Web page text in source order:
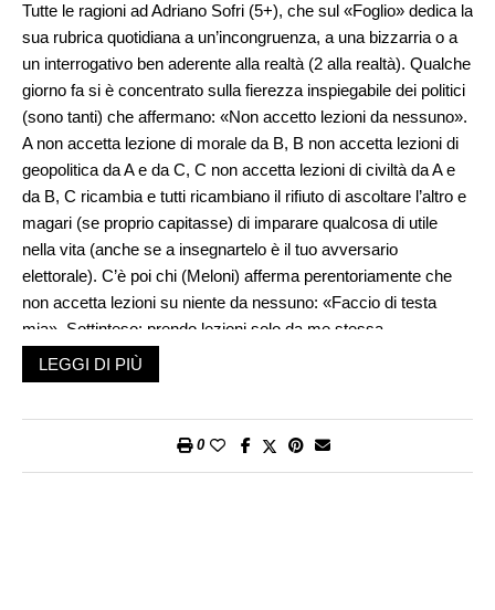
Tutte le ragioni ad Adriano Sofri (5+), che sul «Foglio» dedica la
sua rubrica quotidiana a un’incongruenza, a una bizzarria o a
un interrogativo ben aderente alla realtà (2 alla realtà). Qualche
giorno fa si è concentrato sulla fierezza inspiegabile dei politici
(sono tanti) che affermano: «Non accetto lezioni da nessuno».
A non accetta lezione di morale da B, B non accetta lezioni di
geopolitica da A e da C, C non accetta lezioni di civiltà da A e
da B, C ricambia e tutti ricambiano il rifiuto di ascoltare l’altro e
magari (se proprio capitasse) di imparare qualcosa di utile
nella vita (anche se a insegnartelo è il tuo avversario
elettorale). C’è poi chi (Meloni) afferma perentoriamente che
non accetta lezioni su niente da nessuno: «Faccio di testa
mia». Sottinteso: prendo lezioni solo da me stessa.
Un’autentica lezione di intelligenza e di democrazia.
figlia) prenda lezioni da lei. Se l’esempio arriva sempre
LEGGI DI PIÙ
0